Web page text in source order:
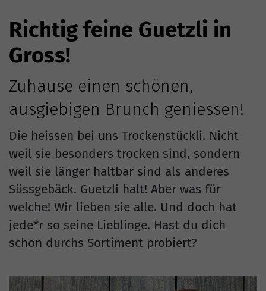
Richtig feine Guetzli in
Gross!
Zuhause einen schönen,
ausgiebigen Brunch geniessen!
Die heissen bei uns Trockenstückli. Nicht
weil sie besonders trocken sind, sondern
weil sie länger haltbar sind als anderes
Süssgebäck. Guetzli halt! Aber was für
welche! Wir lieben sie alle. Und doch hat
jede*r so seine Lieblinge. Hast du dich
schon durchs Sortiment probiert?